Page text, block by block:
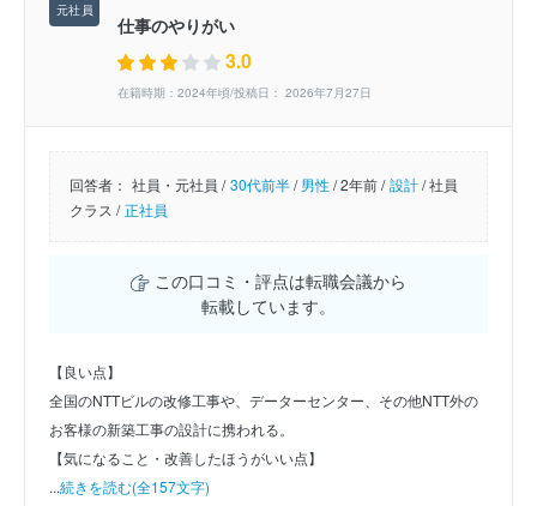
仕事のやりがい
3.0
在籍時期：2024年頃/投稿日： 2026年7月27日
回答者： 社員・元社員 / 30代前半/男性/2年前 / 設計/社員
クラス / 正社員
この口コミ・評点は転職会議から
転載しています。
【良い点】
全国のNTTビルの改修工事や、データーセンター、その他NTT外の
お客様の新築工事の設計に携われる。
【気になること・改善したほうがいい点】
...続きを読む(全157文字)